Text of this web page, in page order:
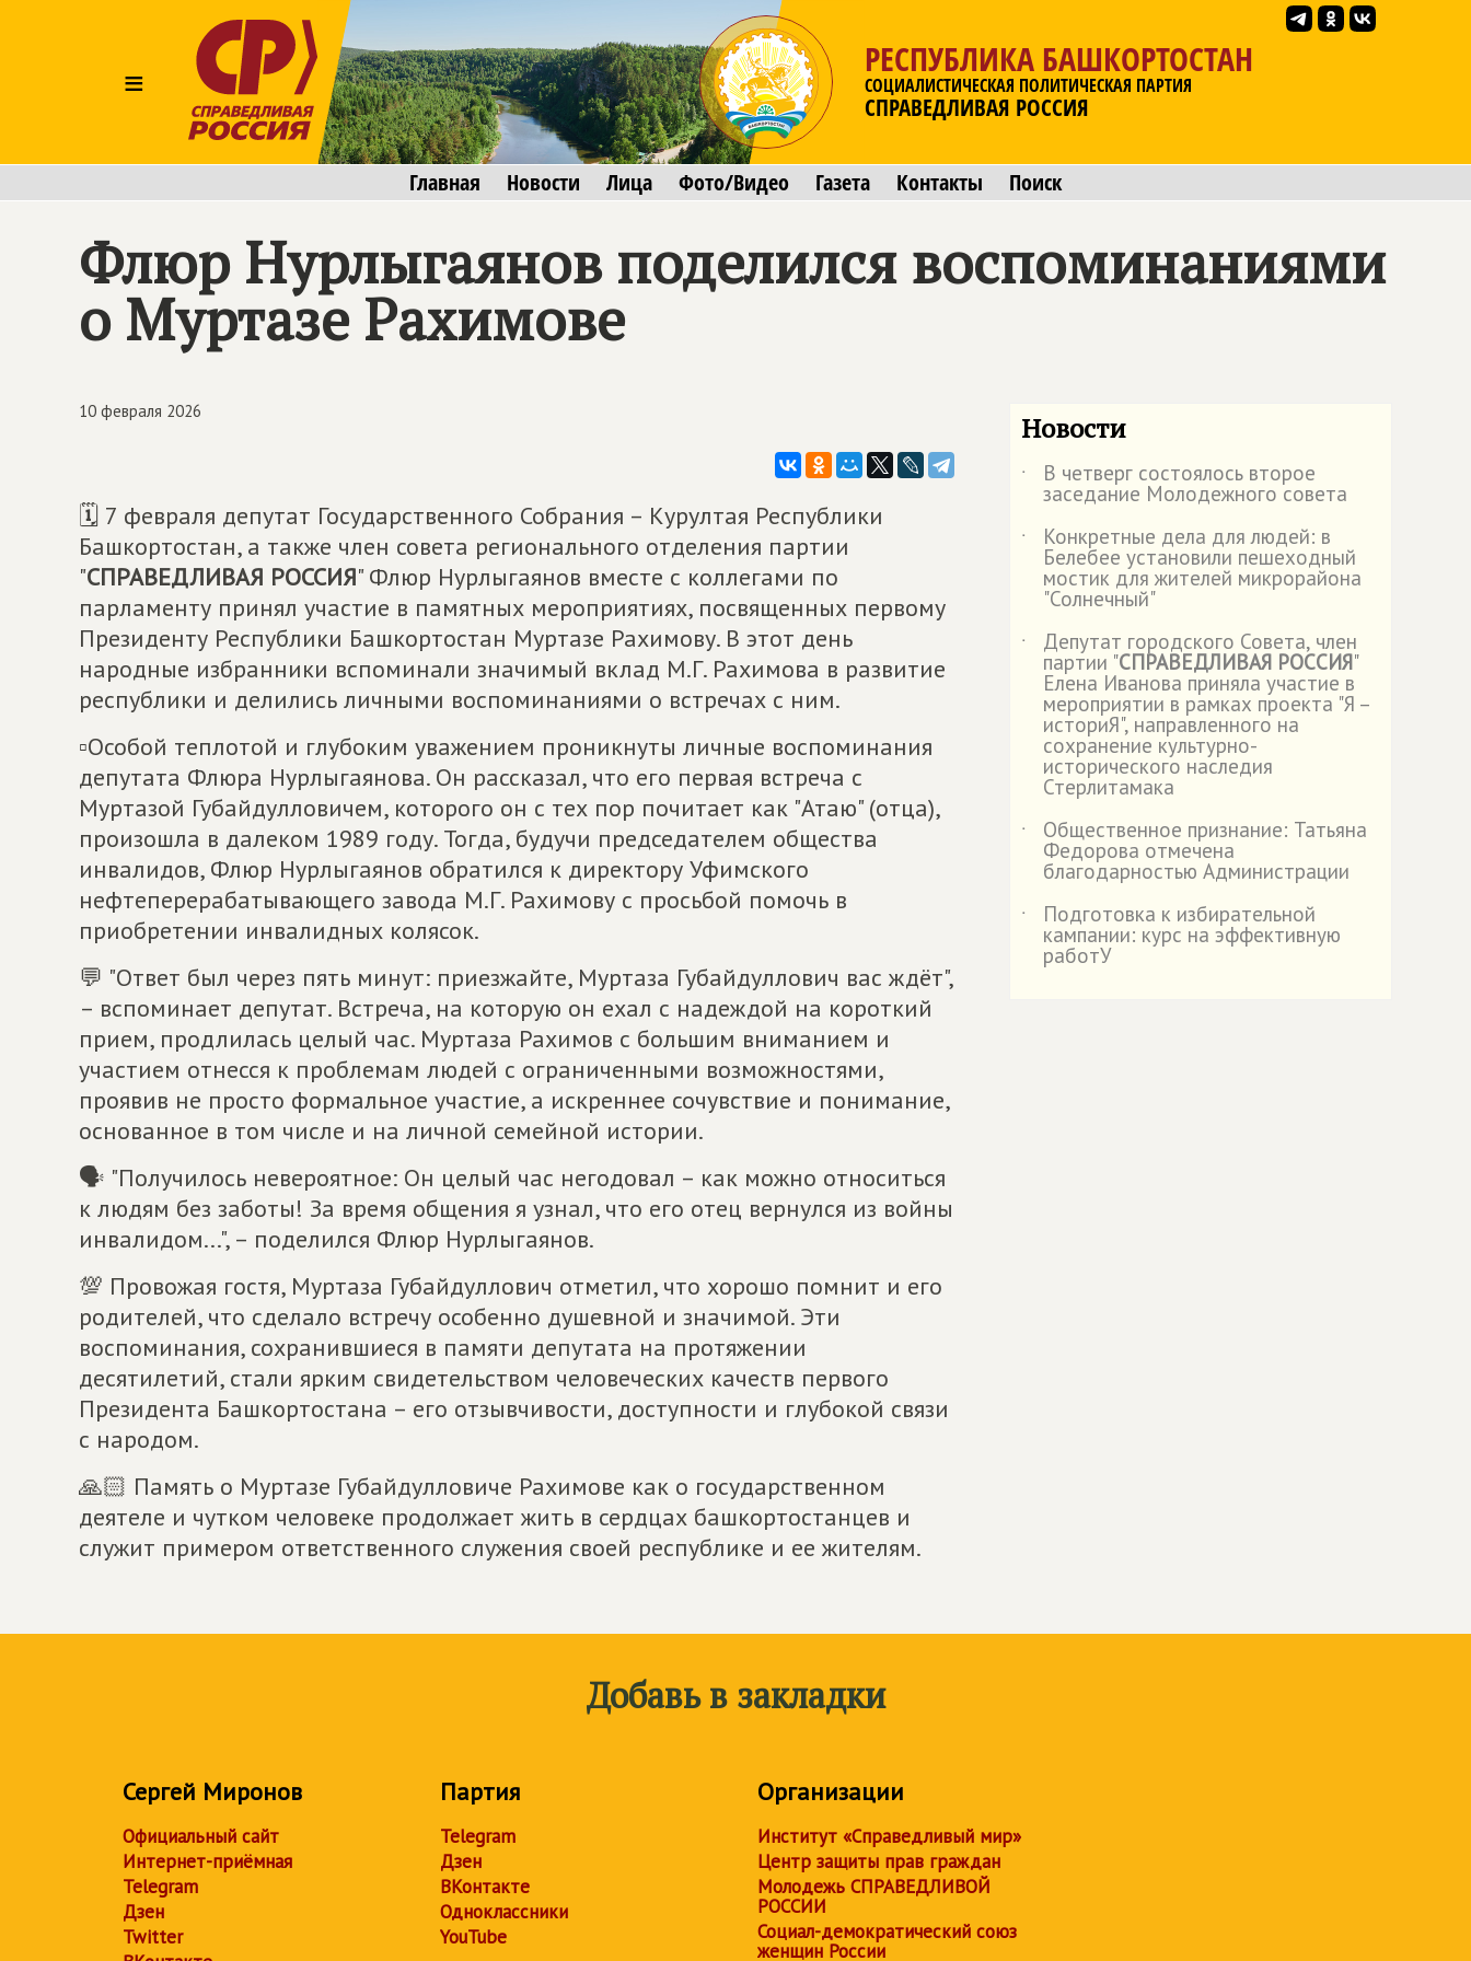
≡
РЕСПУБЛИКА БАШКОРТОСТАН
СОЦИАЛИСТИЧЕСКАЯ ПОЛИТИЧЕСКАЯ ПАРТИЯ
СПРАВЕДЛИВАЯ РОССИЯ
Главная Новости Лица Фото/Видео Газета Контакты Поиск
Флюр Нурлыгаянов поделился воспоминаниями
о Муртазе Рахимове
10 февраля 2026
🗓 7 февраля депутат Государственного Собрания – Курултая Республики
Башкортостан, а также член совета регионального отделения партии
"СПРАВЕДЛИВАЯ РОССИЯ" Флюр Нурлыгаянов вместе с коллегами по
парламенту принял участие в памятных мероприятиях, посвященных первому
Президенту Республики Башкортостан Муртазе Рахимову. В этот день
народные избранники вспоминали значимый вклад М.Г. Рахимова в развитие
республики и делились личными воспоминаниями о встречах с ним.
▫Особой теплотой и глубоким уважением проникнуты личные воспоминания
депутата Флюра Нурлыгаянова. Он рассказал, что его первая встреча с
Муртазой Губайдулловичем, которого он с тех пор почитает как "Атаю" (отца),
произошла в далеком 1989 году. Тогда, будучи председателем общества
инвалидов, Флюр Нурлыгаянов обратился к директору Уфимского
нефтеперерабатывающего завода М.Г. Рахимову с просьбой помочь в
приобретении инвалидных колясок.
💬 "Ответ был через пять минут: приезжайте, Муртаза Губайдуллович вас ждёт",
– вспоминает депутат. Встреча, на которую он ехал с надеждой на короткий
прием, продлилась целый час. Муртаза Рахимов с большим вниманием и
участием отнесся к проблемам людей с ограниченными возможностями,
проявив не просто формальное участие, а искреннее сочувствие и понимание,
основанное в том числе и на личной семейной истории.
🗣 "Получилось невероятное: Он целый час негодовал – как можно относиться
к людям без заботы! За время общения я узнал, что его отец вернулся из войны
инвалидом...", – поделился Флюр Нурлыгаянов.
💯 Провожая гостя, Муртаза Губайдуллович отметил, что хорошо помнит и его
родителей, что сделало встречу особенно душевной и значимой. Эти
воспоминания, сохранившиеся в памяти депутата на протяжении
десятилетий, стали ярким свидетельством человеческих качеств первого
Президента Башкортостана – его отзывчивости, доступности и глубокой связи
с народом.
🙏🏻 Память о Муртазе Губайдулловиче Рахимове как о государственном
деятеле и чутком человеке продолжает жить в сердцах башкортостанцев и
служит примером ответственного служения своей республике и ее жителям.
Новости
˙ В четверг состоялось второе
заседание Молодежного совета
˙
Конкретные дела для людей: в
Белебее установили пешеходный
мостик для жителей микрорайона
"Солнечный"
˙
Депутат городского Совета, член
партии "СПРАВЕДЛИВАЯ РОССИЯ"
Елена Иванова приняла участие в
мероприятии в рамках проекта "Я –
историЯ", направленного на
сохранение культурно-
исторического наследия
Стерлитамака
˙
Общественное признание: Татьяна
Федорова отмечена
благодарностью Администрации
˙
Подготовка к избирательной
кампании: курс на эффективную
работУ
Добавь в закладки
Сергей Миронов
Официальный сайт
Интернет-приёмная
Telegram
Дзен
Twitter
Партия
Telegram
Дзен
ВКонтакте
Одноклассники
YouTube
Организации
Институт «Справедливый мир»
Центр защиты прав граждан
Молодежь СПРАВЕДЛИВОЙ
РОССИИ
Социал-демократический союз
женщин России